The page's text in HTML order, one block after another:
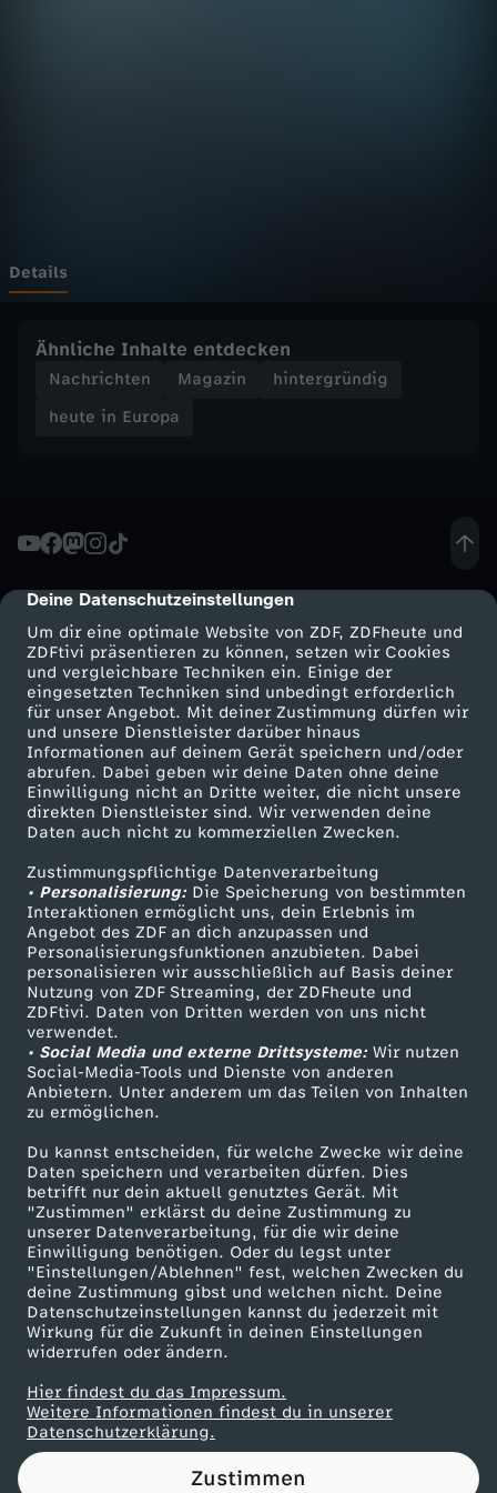
cmp-dialog-description
Deine Datenschutzeinstellungen
Um dir eine optimale Website von ZDF, ZDFheute und
ZDFtivi präsentieren zu können, setzen wir Cookies
und vergleichbare Techniken ein. Einige der
eingesetzten Techniken sind unbedingt erforderlich
für unser Angebot. Mit deiner Zustimmung dürfen wir
und unsere Dienstleister darüber hinaus
Informationen auf deinem Gerät speichern und/oder
abrufen. Dabei geben wir deine Daten ohne deine
Einwilligung nicht an Dritte weiter, die nicht unsere
direkten Dienstleister sind. Wir verwenden deine
Daten auch nicht zu kommerziellen Zwecken.
Zustimmungspflichtige Datenverarbeitung
• Personalisierung:Die Speicherung von bestimmten
Interaktionen ermöglicht uns, dein Erlebnis im
Angebot des ZDF an dich anzupassen und
Personalisierungsfunktionen anzubieten. Dabei
personalisieren wir ausschließlich auf Basis deiner
Nutzung von ZDF Streaming, der ZDFheute und
ZDFtivi. Daten von Dritten werden von uns nicht
verwendet.
• Social Media und externe Drittsysteme:Wir nutzen
Social-Media-Tools und Dienste von anderen
Anbietern. Unter anderem um das Teilen von Inhalten
zu ermöglichen.
Du kannst entscheiden, für welche Zwecke wir deine
Daten speichern und verarbeiten dürfen. Dies
betrifft nur dein aktuell genutztes Gerät. Mit
"Zustimmen" erklärst du deine Zustimmung zu
unserer Datenverarbeitung, für die wir deine
Einwilligung benötigen. Oder du legst unter
"Einstellungen/Ablehnen" fest, welchen Zwecken du
deine Zustimmung gibst und welchen nicht. Deine
Datenschutzeinstellungen kannst du jederzeit mit
Wirkung für die Zukunft in deinen Einstellungen
widerrufen oder ändern.
Hier findest du das Impressum.
Weitere Informationen findest du in unserer
Datenschutzerklärung.
Zustimmen
a
h
t
e
i
n
E
u
r
o
p
a
v
o
m
1
7
.
F
e
Details
Ähnliche Inhalte entdecken
Nachrichten Magazin
hintergründig
heute in Europa
Mehr ZDF
ZDF-Apps
Smart TV
ZDFtext
Livestreams
Sendungen A-Z
TV-Programm
Service
ZDFmitreden
Kontakt zum ZDF
Tickets
Zuschauerservice
Hilfe
ZDF Unternehmen
Karriere
ZDF goes Schule
Werbefernsehen
Mainzelmännchen
Partner